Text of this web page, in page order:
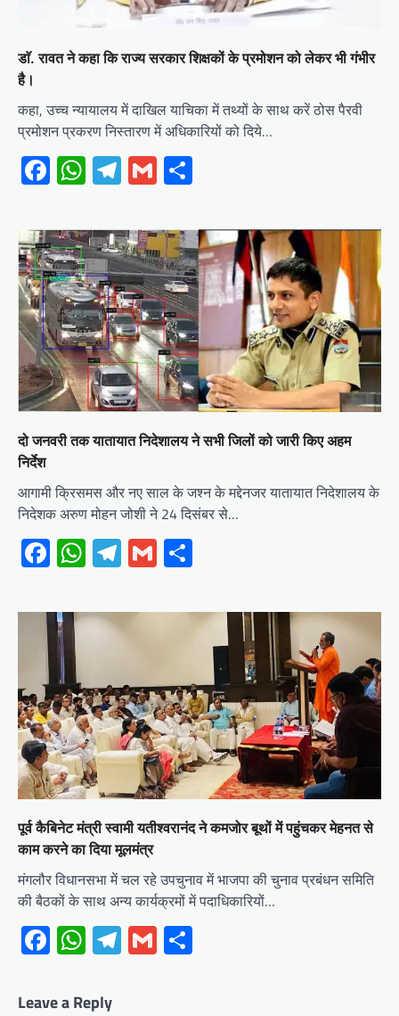
डाॅ. रावत ने कहा कि राज्य सरकार शिक्षकों के प्रमोशन को लेकर भी गंभीर
है।
कहा, उच्च न्यायालय में दाखिल याचिका में तथ्यों के साथ करें ठोस पैरवी
प्रमोशन प्रकरण निस्तारण में अधिकारियों को दिये…
Facebook
WhatsApp
Telegram
Gmail
दो जनवरी तक यातायात निदेशालय ने सभी जिलों को जारी किए अहम
निर्देश
आगामी क्रिसमस और नए साल के जश्न के मद्देनजर यातायात निदेशालय के
निदेशक अरुण मोहन जोशी ने 24 दिसंबर से…
Facebook
WhatsApp
Telegram
Gmail
पूर्व कैबिनेट मंत्री स्वामी यतीश्वरानंद ने कमजोर बूथों में पहुंचकर मेहनत से
काम करने का दिया मूलमंत्र
मंगलौर विधानसभा में चल रहे उपचुनाव में भाजपा की चुनाव प्रबंधन समिति
की बैठकों के साथ अन्य कार्यक्रमों में पदाधिकारियों…
Facebook
WhatsApp
Telegram
Gmail
Leave a Reply